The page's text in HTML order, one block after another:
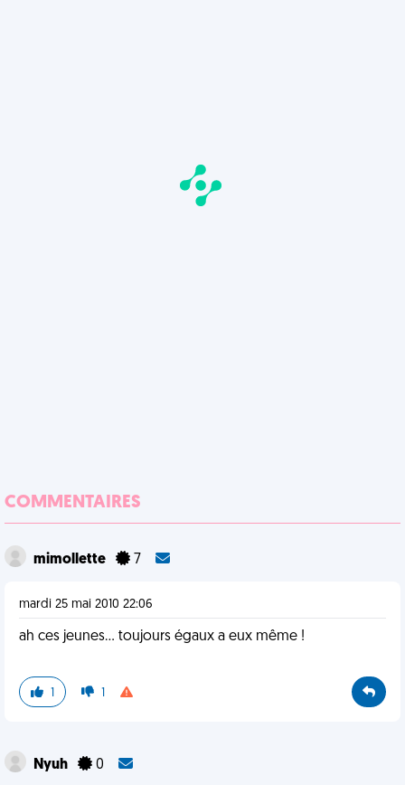
COMMENTAIRES
mimollette 7
mardi 25 mai 2010 22:06
ah ces jeunes... toujours égaux a eux même !
1 1
Nyuh 0